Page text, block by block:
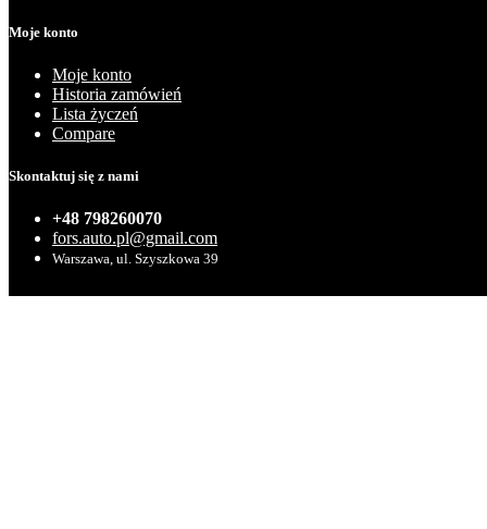
Moje konto
Moje konto
Historia zamówień
Lista życzeń
Compare
Skontaktuj się z nami
+48 798260070
fors.auto.pl@gmail.com
Warszawa, ul. Szyszkowa 39